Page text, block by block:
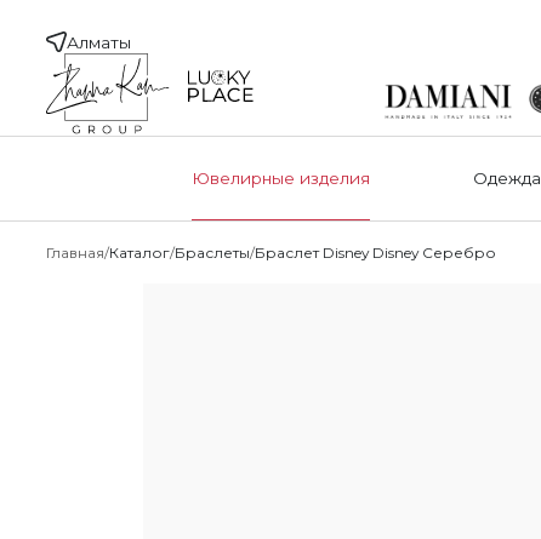
Алматы
Ювелирные изделия Одежда
Главная Каталог Браслеты Браслет Disney Disney Серебро